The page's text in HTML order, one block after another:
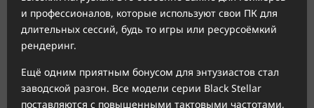
и профессионалов, которые используют свои ПК для
длительных сессий, будь то игры или ресурсоёмкий
рендеринг.
Ещё одним приятным бонусом для энтузиастов стал
заводской разгон. Все модели серии Black Stellar
поставляются с повышенными тактовыми частотами,